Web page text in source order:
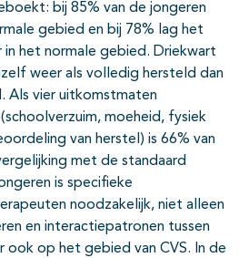
bij 85% van de jongeren
gebied en bij 78% lag het
het normale gebied. Driekwart
weer als volledig hersteld dan
Als vier uitkomstmaten
moeheid, fysiek
van herstel) is 66% van
met de standaard
is specifieke
noodzakelijk, niet alleen
en interactiepatronen tussen
ook op het gebied van CVS. In de